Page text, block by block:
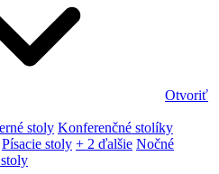
Otvoriť
stoly Konferenčné stolíky
Písacie stoly + 2 ďalšie Nočné